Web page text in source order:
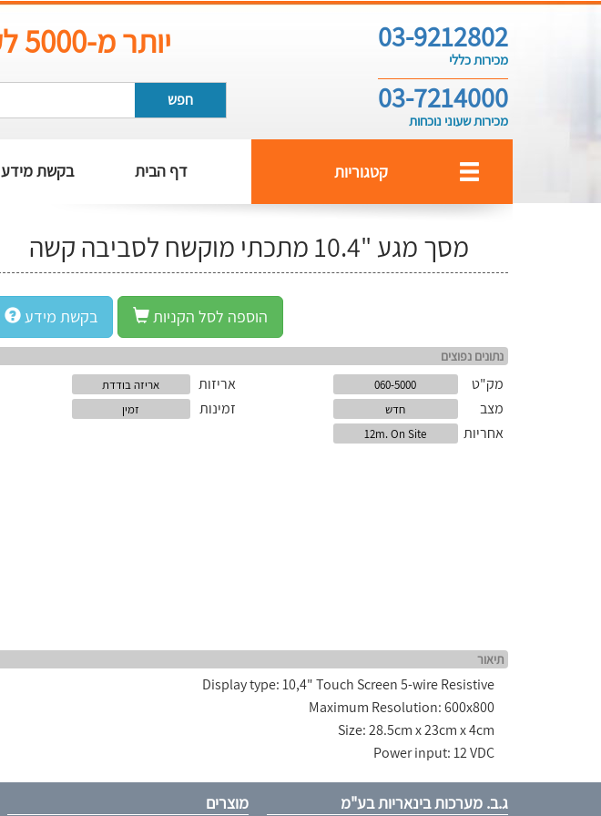
חפש
יותר מ-5000 לקוחות מרוצים! 03-9212802
מכירות כללי
03-7214000
מכירות שעוני נוכחות
בקשת מידע דף הבית קטגוריות
מסך מגע "10.4 מתכתי מוקשח לסביבה קשה
בקשת מידע הוספה לסל הקניות
נתונים נפוצים
מק"ט 060-5000 אריזות אריזה בודדת
מצב חדש זמינות זמין
אחריות 12m. On Site
תיאור
Display type: 10,4" Touch Screen 5-wire Resistive
Maximum Resolution: 600x800
Size: 28.5cm x 23cm x 4cm
Power input: 12 VDC
מוצרים ג.ב. מערכות בינאריות בע"מ